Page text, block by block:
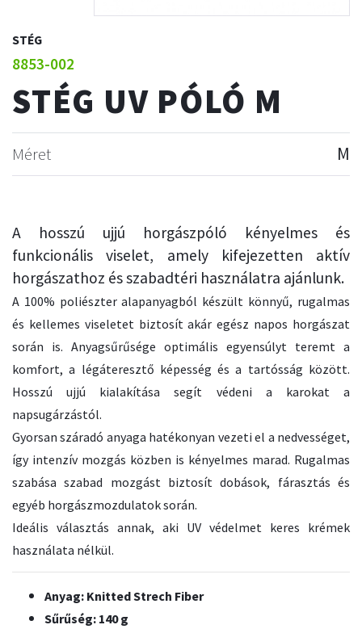
STÉG
8853-002
STÉG UV PÓLÓ M
Méret M
A hosszú ujjú horgászpóló kényelmes és
funkcionális viselet, amely kifejezetten aktív
horgászathoz és szabadtéri használatra ajánlunk.
A 100% poliészter alapanyagból készült könnyű, rugalmas
és kellemes viseletet biztosít akár egész napos horgászat
során is. Anyagsűrűsége optimális egyensúlyt teremt a
komfort, a légáteresztő képesség és a tartósság között.
Hosszú ujjú kialakítása segít védeni a karokat a
napsugárzástól.
Gyorsan száradó anyaga hatékonyan vezeti el a nedvességet,
így intenzív mozgás közben is kényelmes marad. Rugalmas
szabása szabad mozgást biztosít dobások, fárasztás és
egyéb horgászmozdulatok során.
Ideális választás annak, aki UV védelmet keres krémek
használata nélkül.
Anyag: Knitted Strech Fiber
Sűrűség: 140 g